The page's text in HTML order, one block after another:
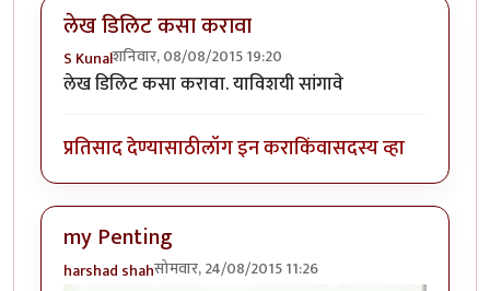
लेख डिलिट कसा करावा
S Kunalशनिवार, 08/08/2015 19:20
लेख डिलिट कसा करावा. याविशयी सांगावे
प्रतिसाद देण्यासाठीलॉग इन कराकिंवासदस्य व्हा
my Penting
harshad shahसोमवार, 24/08/2015 11:26